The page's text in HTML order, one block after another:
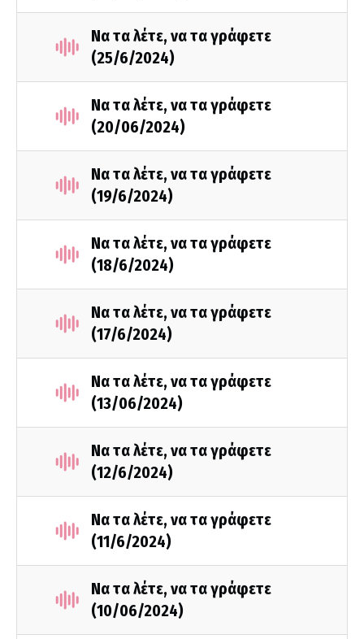
Να τα λέτε, να τα γράφετε
(25/6/2024)
Να τα λέτε, να τα γράφετε
(20/06/2024)
Να τα λέτε, να τα γράφετε
(19/6/2024)
Να τα λέτε, να τα γράφετε
(18/6/2024)
Να τα λέτε, να τα γράφετε
(17/6/2024)
Να τα λέτε, να τα γράφετε
(13/06/2024)
Να τα λέτε, να τα γράφετε
(12/6/2024)
Να τα λέτε, να τα γράφετε
(11/6/2024)
Να τα λέτε, να τα γράφετε
(10/06/2024)